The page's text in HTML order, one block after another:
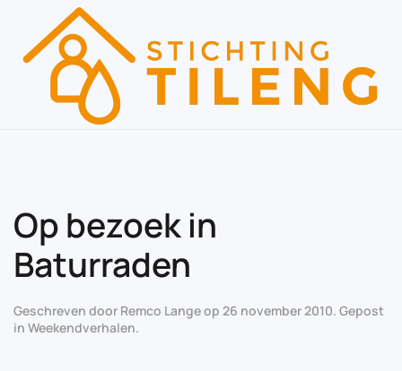
Skip to main content
Op bezoek in
Baturraden
Geschreven door Remco Langeop 26 november 2010. Gepost
in Weekendverhalen.